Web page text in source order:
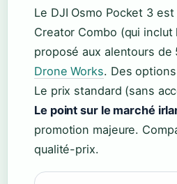
Le DJI Osmo Pocket 3
Creator Combo (qui
proposé aux alentours
Drone Works. Des
Le prix standard (sans
Le point sur le marché
promotion majeure.
qualité-prix.